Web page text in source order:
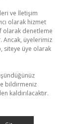
ve İletişim
olarak hizmet
olarak denetleme
Ancak, üyelerimiz
siteye üye olarak
bildirmeniz
kaldırılacaktır.